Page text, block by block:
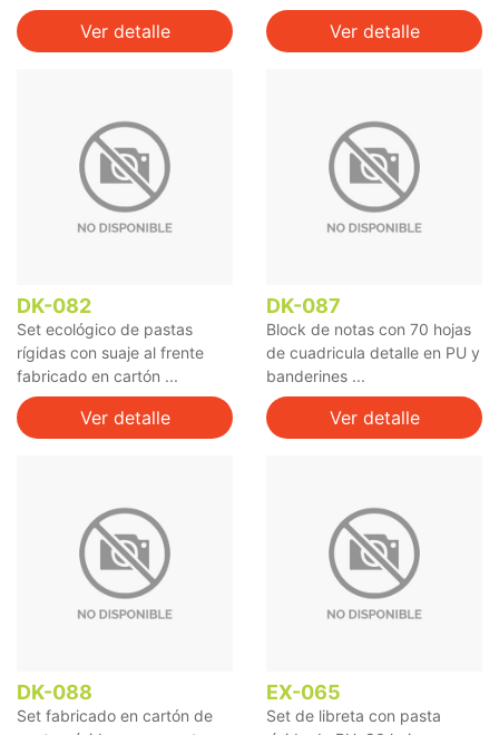
Ver detalle Ver detalle
DK-082
Set ecológico de pastas
rígidas con suaje al frente
fabricado en cartón ...
Ver detalle
DK-087
Block de notas con 70 hojas
de cuadricula detalle en PU y
banderines ...
Ver detalle
DK-088
Set fabricado en cartón de
EX-065
Set de libreta con pasta